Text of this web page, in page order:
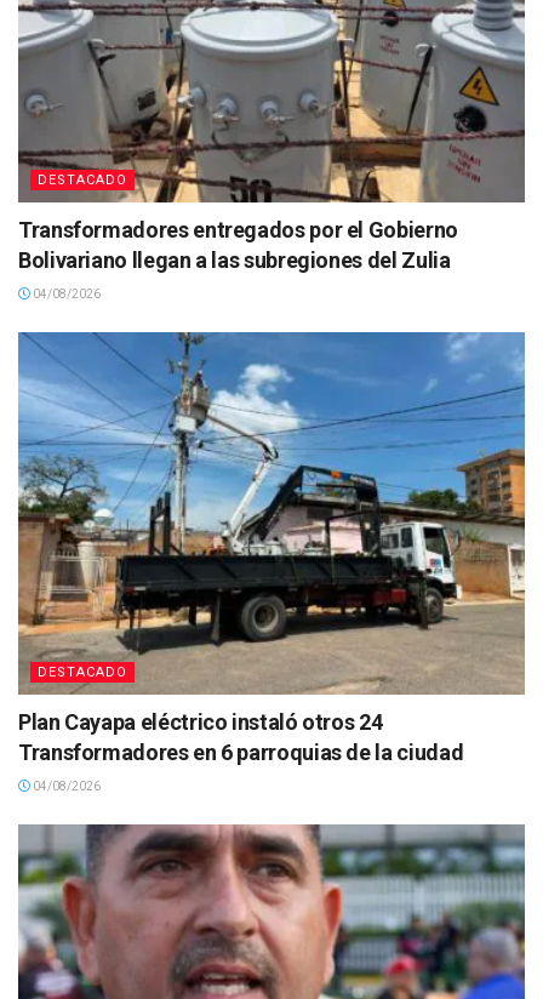
DESTACADO
Transformadores entregados por el Gobierno
Bolivariano llegan a las subregiones del Zulia
04/08/2026
DESTACADO
Plan Cayapa eléctrico instaló otros 24
Transformadores en 6 parroquias de la ciudad
04/08/2026